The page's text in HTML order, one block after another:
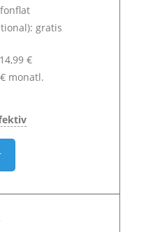
gratis
€
monatl.